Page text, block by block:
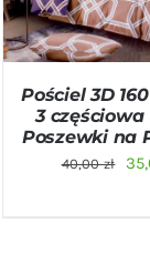
Pościel 3D
3 częściowa
Poszewki na
40,00zł